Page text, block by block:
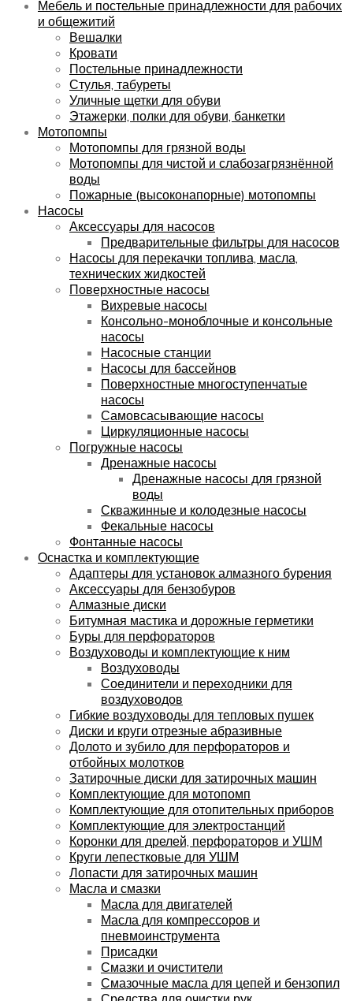
Мебель и постельные принадлежности для рабочих
и общежитий
Вешалки
Кровати
Постельные принадлежности
Стулья, табуреты
Уличные щетки для обуви
Этажерки, полки для обуви, банкетки
Мотопомпы
Мотопомпы для грязной воды
Мотопомпы для чистой и слабозагрязнённой
воды
Пожарные (высоконапорные) мотопомпы
Насосы
Аксессуары для насосов
Предварительные фильтры для насосов
Насосы для перекачки топлива, масла,
технических жидкостей
Поверхностные насосы
Вихревые насосы
Консольно-моноблочные и консольные
насосы
Насосные станции
Насосы для бассейнов
Поверхностные многоступенчатые
насосы
Самовсасывающие насосы
Циркуляционные насосы
Погружные насосы
Дренажные насосы
Дренажные насосы для грязной
воды
Скважинные и колодезные насосы
Фекальные насосы
Фонтанные насосы
Оснастка и комплектующие
Адаптеры для установок алмазного бурения
Аксессуары для бензобуров
Алмазные диски
Битумная мастика и дорожные герметики
Буры для перфораторов
Воздуховоды и комплектующие к ним
Воздуховоды
Соединители и переходники для
воздуховодов
Гибкие воздуховоды для тепловых пушек
Диски и круги отрезные абразивные
Долото и зубило для перфораторов и
отбойных молотков
Затирочные диски для затирочных машин
Комплектующие для мотопомп
Комплектующие для отопительных приборов
Комплектующие для электростанций
Коронки для дрелей, перфораторов и УШМ
Круги лепестковые для УШМ
Лопасти для затирочных машин
Масла и смазки
Масла для двигателей
Масла для компрессоров и
пневмоинструмента
Присадки
Смазки и очистители
Смазочные масла для цепей и бензопил